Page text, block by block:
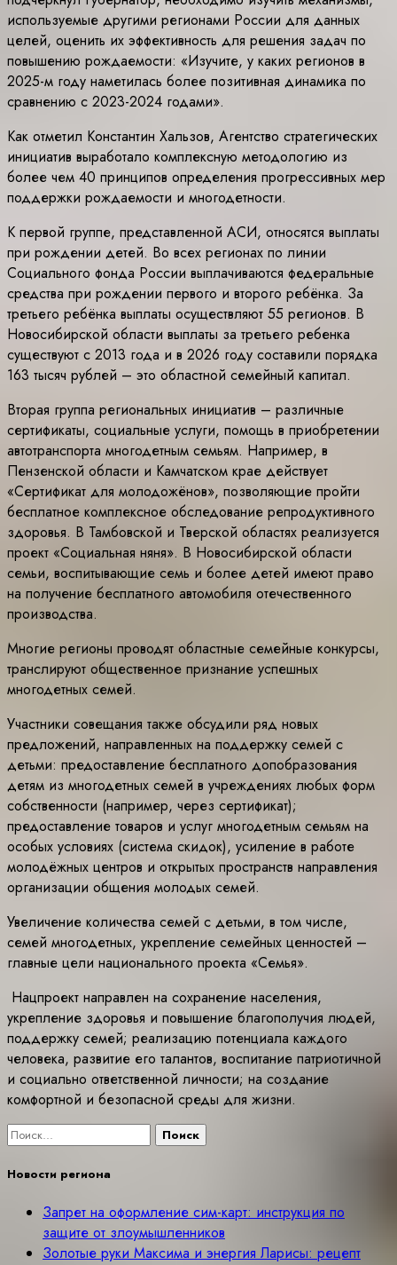
используемые другими регионами России для данных
целей, оценить их эффективность для решения задач по
повышению рождаемости: «Изучите, у каких регионов в
2025-м году наметилась более позитивная динамика по
сравнению с 2023-2024 годами».
Как отметил Константин Хальзов, Агентство стратегических
инициатив выработало комплексную методологию из
более чем 40 принципов определения прогрессивных мер
поддержки рождаемости и многодетности.
К первой группе, представленной АСИ, относятся выплаты
при рождении детей. Во всех регионах по линии
Социального фонда России выплачиваются федеральные
средства при рождении первого и второго ребёнка. За
третьего ребёнка выплаты осуществляют 55 регионов. В
Новосибирской области выплаты за третьего ребенка
существуют с 2013 года и в 2026 году составили порядка
163 тысяч рублей – это областной семейный капитал.
Вторая группа региональных инициатив – различные
сертификаты, социальные услуги, помощь в приобретении
автотранспорта многодетным семьям. Например, в
Пензенской области и Камчатском крае действует
«Сертификат для молодожёнов», позволяющие пройти
бесплатное комплексное обследование репродуктивного
здоровья. В Тамбовской и Тверской областях реализуется
проект «Социальная няня». В Новосибирской области
семьи, воспитывающие семь и более детей имеют право
на получение бесплатного автомобиля отечественного
производства.
Многие регионы проводят областные семейные конкурсы,
транслируют общественное признание успешных
многодетных семей.
Участники совещания также обсудили ряд новых
предложений, направленных на поддержку семей с
детьми: предоставление бесплатного допобразования
детям из многодетных семей в учреждениях любых форм
собственности (например, через сертификат);
предоставление товаров и услуг многодетным семьям на
особых условиях (система скидок), усиление в работе
молодёжных центров и открытых пространств направления
организации общения молодых семей.
Увеличение количества семей с детьми, в том числе,
семей многодетных, укрепление семейных ценностей –
главные цели национального проекта «Семья».
Нацпроект направлен на сохранение населения,
укрепление здоровья и повышение благополучия людей,
поддержку семей; реализацию потенциала каждого
человека, развитие его талантов, воспитание патриотичной
и социально ответственной личности; на создание
комфортной и безопасной среды для жизни.
Найти:
Новости региона
Запрет на оформление сим-карт: инструкция по
защите от злоумышленников
Золотые руки Максима и энергия Ларисы: рецепт